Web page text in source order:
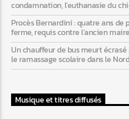
condamnation, l’euthanasie du
Procès Bernardini : quatre ans de
ferme, requis contre l’ancien
Un chauffeur de bus meurt
le ramassage scolaire dans le
Musique et titres diffusés